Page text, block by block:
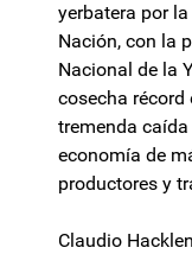
yerbatera por
Nación, con la
Nacional de la
cosecha récord
tremenda
economía de
productores y
Claudio